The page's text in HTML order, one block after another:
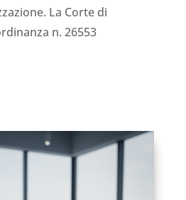
La Corte di
n. 26553